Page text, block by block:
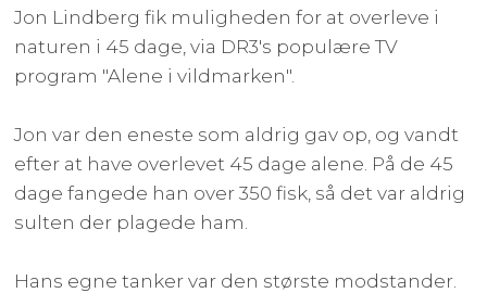
Jon Lindberg fik muligheden for at overleve i
naturen i 45 dage, via DR3's populære TV
program "Alene i vildmarken".
Jon var den eneste som aldrig gav op, og vandt
efter at have overlevet 45 dage alene. På de 45
dage fangede han over 350 fisk, så det var aldrig
sulten der plagede ham.
Hans egne tanker var den største modstander.